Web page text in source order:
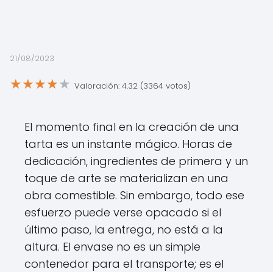
21/08/2023
★★★★★ Valoración: 4.32 (3364 votos)
El momento final en la creación de una
tarta es un instante mágico. Horas de
dedicación, ingredientes de primera y un
toque de arte se materializan en una
obra comestible. Sin embargo, todo ese
esfuerzo puede verse opacado si el
último paso, la entrega, no está a la
altura. El envase no es un simple
contenedor para el transporte; es el